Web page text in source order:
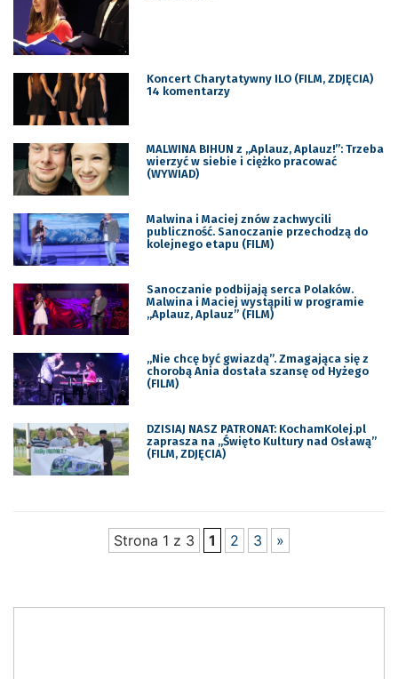
Koncert Charytatywny ILO (FILM, ZDJĘCIA)
14 komentarzy
MALWINA BIHUN z „Aplauz, Aplauz!”: Trzeba
wierzyć w siebie i ciężko pracować
(WYWIAD)
Malwina i Maciej znów zachwycili
publiczność. Sanoczanie przechodzą do
kolejnego etapu (FILM)
Sanoczanie podbijają serca Polaków.
Malwina i Maciej wystąpili w programie
,,Aplauz, Aplauz” (FILM)
„Nie chcę być gwiazdą”. Zmagająca się z
chorobą Ania dostała szansę od Hyżego
(FILM)
DZISIAJ NASZ PATRONAT: KochamKolej.pl
zaprasza na „Święto Kultury nad Osławą”
(FILM, ZDJĘCIA)
Strona 1 z 3 1 2 3 »